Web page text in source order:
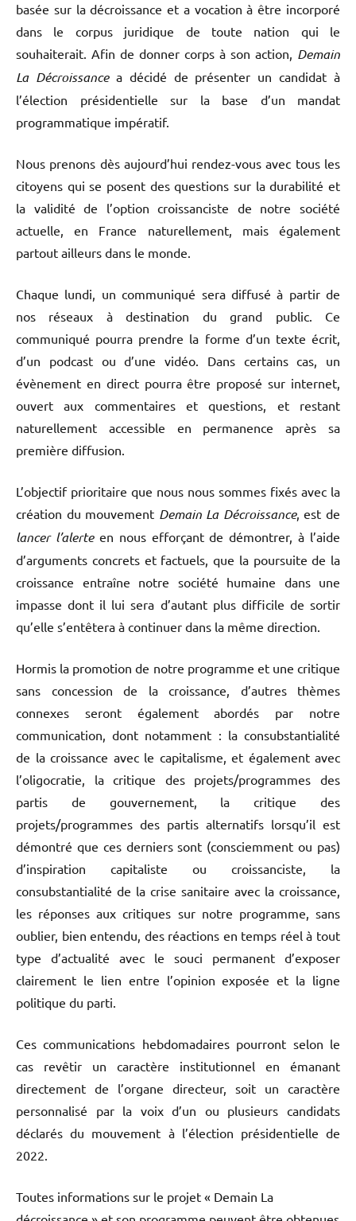
basée sur la décroissance et a vocation à être incorporé
dans le corpus juridique de toute nation qui le
souhaiterait. Afin de donner corps à son action, Demain
La Décroissancea décidé de présenter un candidat à
l’élection présidentielle sur la base d’un mandat
programmatique impératif.
Nous prenons dès aujourd’hui rendez-vous avec tous les
citoyens qui se posent des questions sur la durabilité et
la validité de l’option croissanciste de notre société
actuelle, en France naturellement, mais également
partout ailleurs dans le monde.
Chaque lundi, un communiqué sera diffusé à partir de
nos réseaux à destination du grand public. Ce
communiqué pourra prendre la forme d’un texte écrit,
d’un podcast ou d’une vidéo. Dans certains cas, un
évènement en direct pourra être proposé sur internet,
ouvert aux commentaires et questions, et restant
naturellement accessible en permanence après sa
première diffusion.
L’objectif prioritaire que nous nous sommes fixés avec la
création du mouvement Demain La Décroissance, est de
lancer l’alerteen nous efforçant de démontrer, à l’aide
d’arguments concrets et factuels, que la poursuite de la
croissance entraîne notre société humaine dans une
impasse dont il lui sera d’autant plus difficile de sortir
qu’elle s’entêtera à continuer dans la même direction.
Hormis la promotion de notre programme et une critique
sans concession de la croissance, d’autres thèmes
connexes seront également abordés par notre
communication, dont notamment : la consubstantialité
de la croissance avec le capitalisme, et également avec
l’oligocratie, la critique des projets/programmes des
partis de gouvernement, la critique des
projets/programmes des partis alternatifs lorsqu’il est
démontré que ces derniers sont (consciemment ou pas)
d’inspiration capitaliste ou croissanciste, la
consubstantialité de la crise sanitaire avec la croissance,
les réponses aux critiques sur notre programme, sans
oublier, bien entendu, des réactions en temps réel à tout
type d’actualité avec le souci permanent d’exposer
clairement le lien entre l’opinion exposée et la ligne
politique du parti.
Ces communications hebdomadaires pourront selon le
cas revêtir un caractère institutionnel en émanant
directement de l’organe directeur, soit un caractère
personnalisé par la voix d’un ou plusieurs candidats
déclarés du mouvement à l’élection présidentielle de
2022.
Toutes informations sur le projet « Demain La